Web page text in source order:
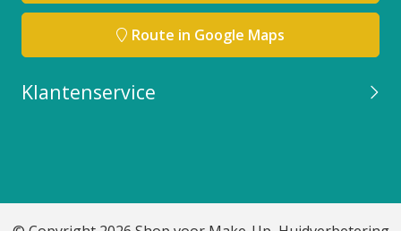
Route in Google Maps
Klantenservice